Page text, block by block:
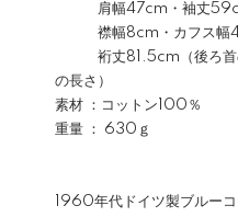
肩幅47cm・袖丈
襟幅8cm・カフス幅
裄丈81.5cm（後ろ首の
の長さ）
素材 ：コットン100％
重量 ： 630ｇ
1960年代ドイツ製ブルーコ